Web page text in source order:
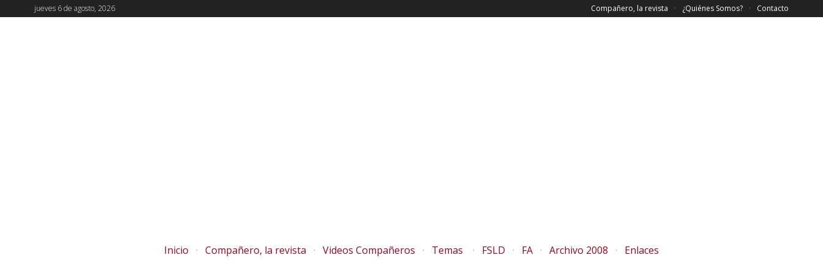
jueves 6 de agosto, 2026 Compañero, la revista ¿Quiénes Somos? Contacto
Inicio Compañero, la revista Videos Compañeros Temas FSLD FA Archivo 2008 Enlaces